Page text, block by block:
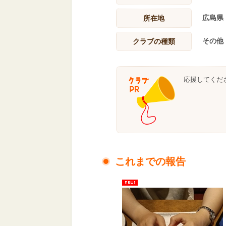
所在地 広島県
クラブの種類 その他
応援してくだ
これまでの報告